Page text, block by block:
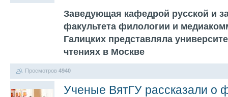
Заведующая кафедрой русской и
факультета филологии и
Галицких представляла
чтениях в Москве
Просмотров 4940
Ученые ВятГУ рассказали о